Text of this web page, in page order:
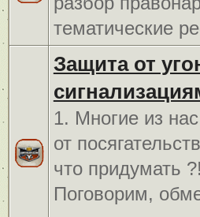
тематические
Защита от
1. Многие из
от
что придумать ?!
Поговорим,